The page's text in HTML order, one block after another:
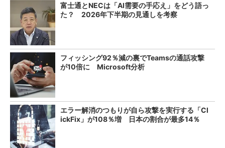
富士通とNECは「AI需要の手応え」をどう語っ
た？ 2026年下半期の見通しを考察
フィッシング92％減の裏でTeamsの通話攻撃
が10倍に Microsoft分析
エラー解消のつもりが自ら攻撃を実行する「Cl
ickFix」が108％増 日本の割合が最多14％